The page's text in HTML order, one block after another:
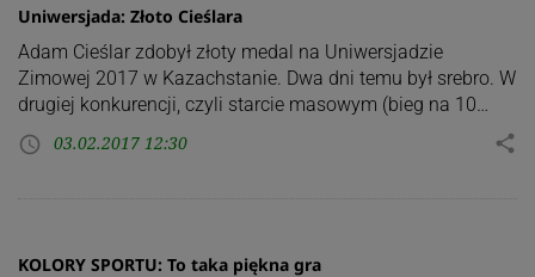
Uniwersjada: Złoto Cieślara
Adam Cieślar zdobył złoty medal na Uniwersjadzie
Zimowej 2017 w Kazachstanie. Dwa dni temu był srebro. W
drugiej konkurencji, czyli starcie masowym (bieg na 10…
access_time 03.02.2017 12:30 share
KOLORY SPORTU: To taka piękna gra